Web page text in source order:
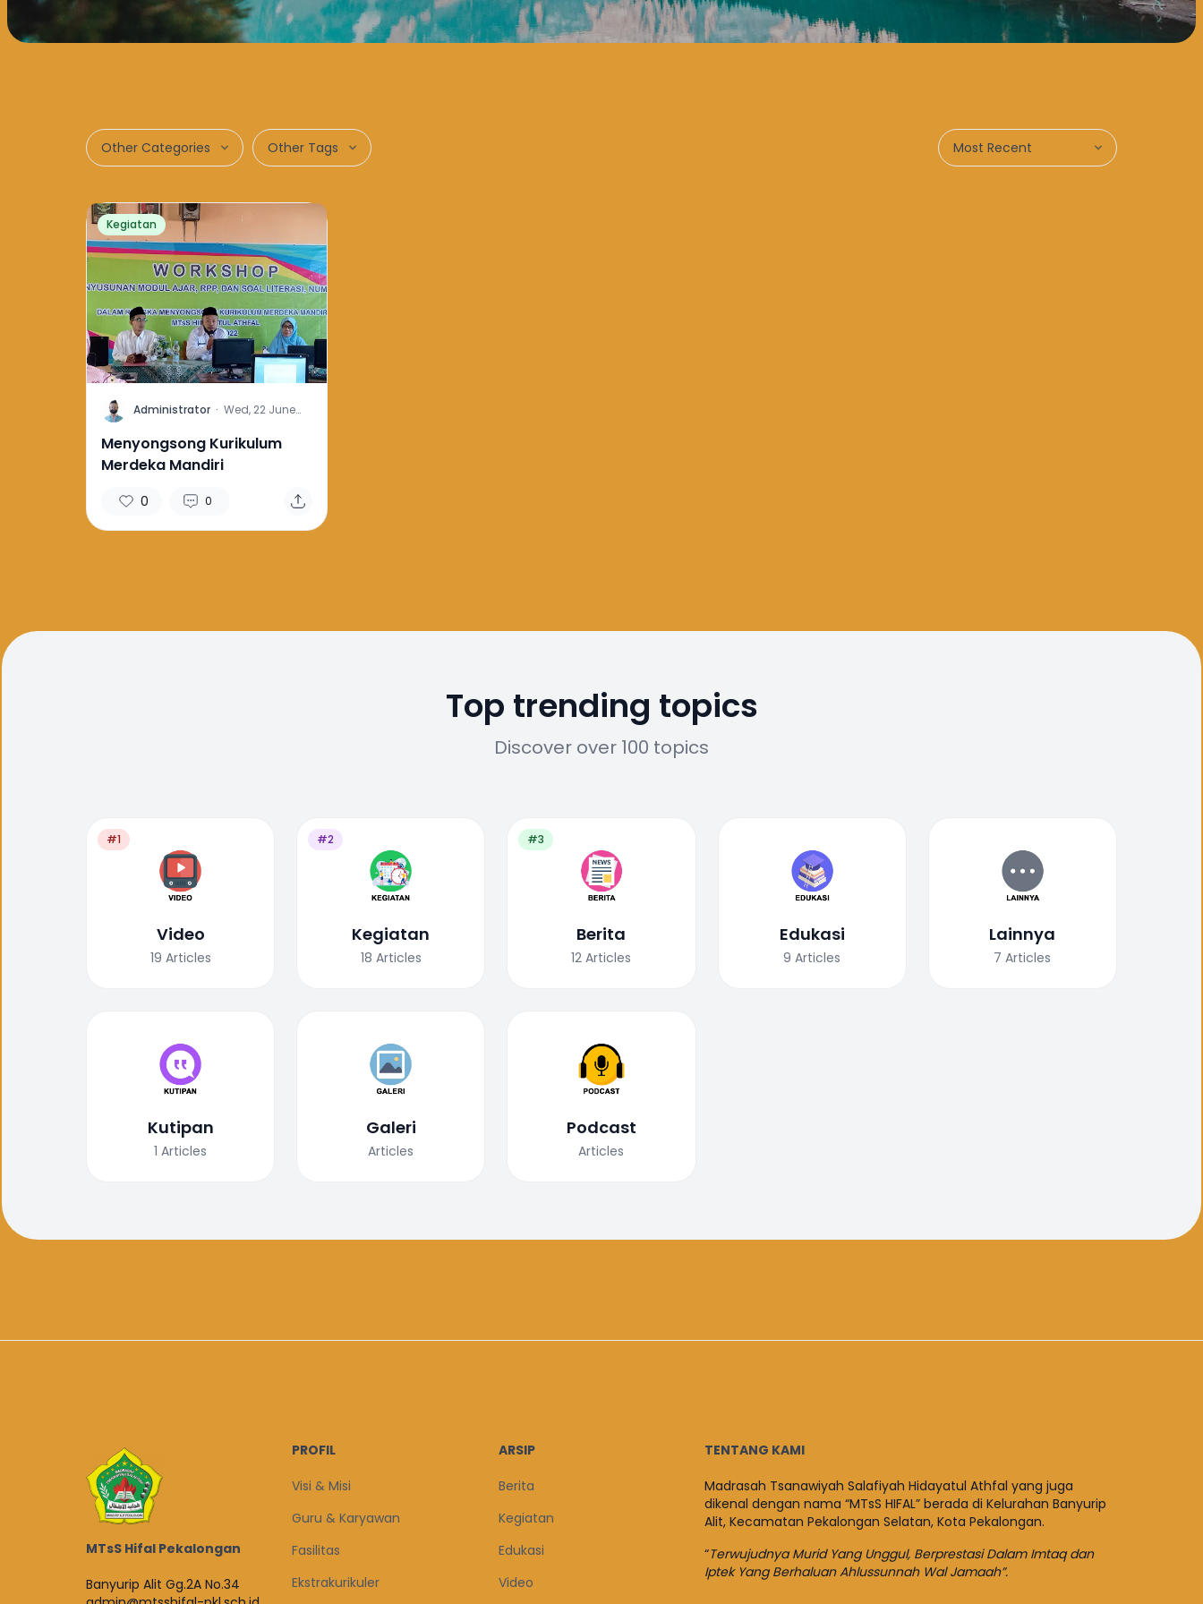
Other Categories Other Tags Most Recent
Kegiatan
A Administrator · Wed, 22 June
2022
Menyongsong Kurikulum
Merdeka Mandiri
0 0
Top trending topics
Discover over 100 topics
#1
Video
19 Articles
#2
Kegiatan
18 Articles
#3
Berita
12 Articles
Edukasi
9 Articles
Lainnya
7 Articles
Kutipan
1 Articles
Galeri
Articles
Podcast
Articles
MTsS Hifal Pekalongan
Banyurip Alit Gg.2A No.34
PROFIL
Visi & Misi
Guru & Karyawan
Fasilitas
Ekstrakurikuler
ARSIP
Berita
Kegiatan
Edukasi
Video
TENTANG KAMI
Madrasah Tsanawiyah Salafiyah Hidayatul Athfal yang juga
dikenal dengan nama “MTsS HIFAL” berada di Kelurahan Banyurip
Alit, Kecamatan Pekalongan Selatan, Kota Pekalongan.
“Terwujudnya Murid Yang Unggul, Berprestasi Dalam Imtaq dan
Iptek Yang Berhaluan Ahlussunnah Wal Jamaah”.